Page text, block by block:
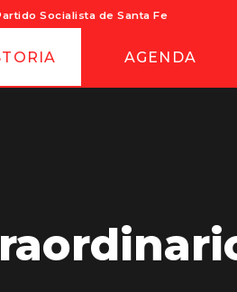
Socialista de Santa Fe
AGENDA